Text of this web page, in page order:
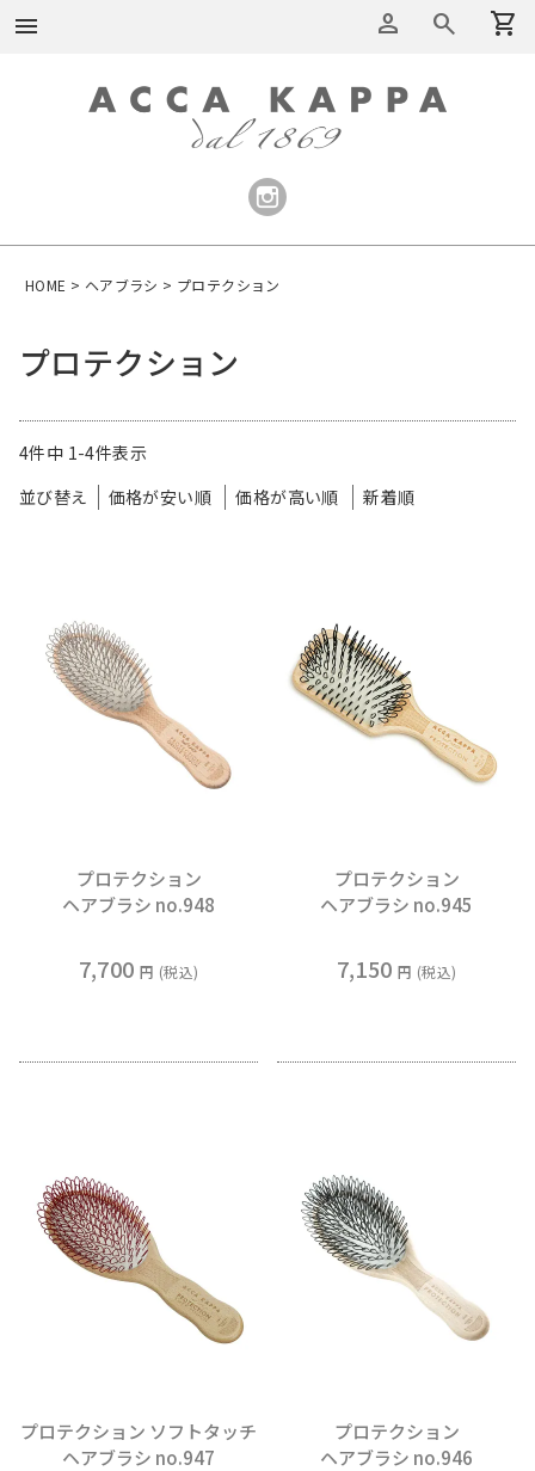
menu person search shopping_cart
HOME ヘアブラシ プロテクション
プロテクション
並び替え 価格が安い順 価格が高い順 新着順
4件中 1-4件表示
プロテクション
ヘアブラシ no.948
7,700 税込
プロテクション
ヘアブラシ no.945
7,150 税込
プロテクション ソフトタッチ
ヘアブラシ no.947
プロテクション
ヘアブラシ no.946